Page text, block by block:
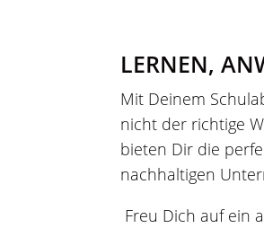
LERNEN,
Mit Deinem
nicht der richtige
bieten Dir die
nachhaltigen
Freu Dich auf ein